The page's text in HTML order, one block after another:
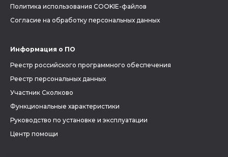
Политика использования COOKIE-файлов
Согласие на обработку персональных данных
Информация о ПО
Реестр российского программного обеспечения
Реестр персональных данных
Участник Сколково
Функциональные характеристики
Руководство по установке и эксплуатации
Центр помощи